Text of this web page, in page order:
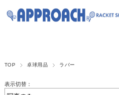
TOP 卓球用品 ラバー
表示切替：